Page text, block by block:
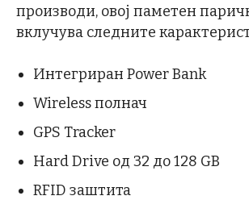
производи, овој паметен
вклучува следните
Интегриран Power Bank
Wireless полнач
GPS Tracker
Hard Drive од 32 до 128 GB
RFID заштита